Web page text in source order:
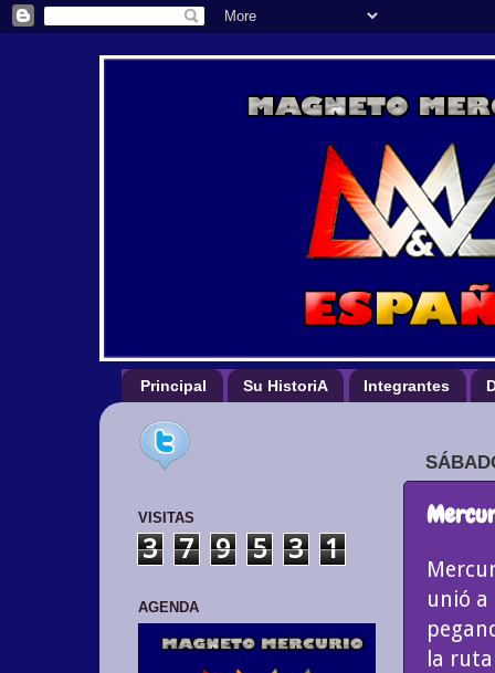
Principal Su HistoriA Integrantes
unió a
la
VISITAS
3 7 9 5 3 1
AGENDA